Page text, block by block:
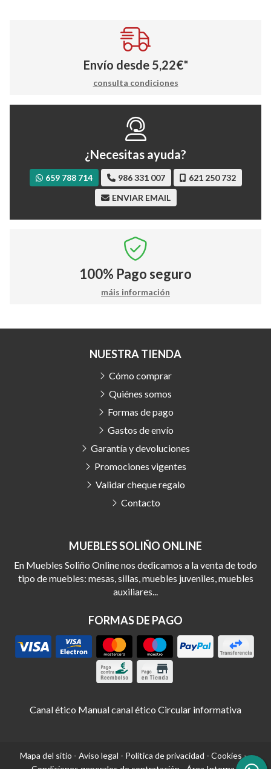
Envío desde 5,22€*
consulta condiciones
¿Necesitas ayuda?
659 788 714 986 331 007
621 250 732
ENVIAR EMAIL
100% Pago seguro
máis información
MUEBLES SOLIÑO ONLINE
En Muebles Soliño Online nos dedicamos a la venta de todo
tipo de muebles: mesas, sillas, muebles juveniles, muebles
auxiliares...
FORMAS DE PAGO
NUESTRA TIENDA
Cómo comprar
Quiénes somos
Formas de pago
Gastos de envío
Garantía y devoluciones
Promociones vigentes
Validar cheque regalo
Contacto
Canal ético Manual canal ético Circular informativa
Mapa del sitio - Aviso legal - Política de privacidad - Cookies-